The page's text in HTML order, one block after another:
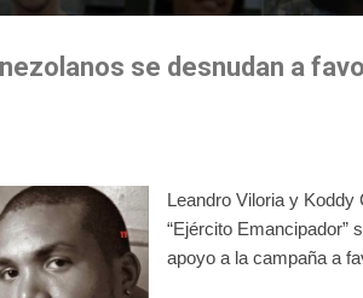
se desnudan a
Leandro Viloria y
“Ejército Emancipador”
apoyo a la campaña a